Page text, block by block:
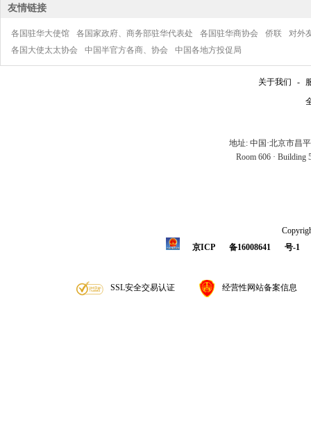
友情链接
各国驻华大使馆 各国家政府、商务部驻华代表处 各国驻华商协会 侨联
对外
各国大使太太协会
中国半官方各商、协会 中国各地方投促局
关于我们 -
地址: 中国·北京市昌
Room 606 · Building
京ICP
备16008641 号-1
SSL安全交易认证 经营性网站备案信息